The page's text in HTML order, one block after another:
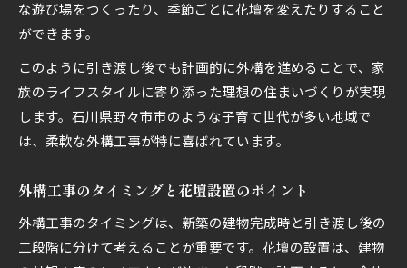
な遊び場をつくったり、季節ごとに花壇を変えたりすること
ができます。
このように引き渡し後でも計画的に外構を進めることで、家
族のライフスタイルに寄り添った理想の住まいづくりが実現
します。石川県野々市市のような子育て世代が多い地域で
は、柔軟な外構工事が特に喜ばれています。
外構工事のタイミングと花壇設置のポイント
外構工事のタイミングは、新築の建物完成時と引き渡し後の
二段階に分けて考えることが重要です。花壇の設置は、建物